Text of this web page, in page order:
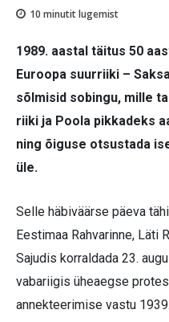
10 minutit lugemist
1989. aastal täitus 50
Euroopa suurriiki –
sõlmisid sobingu, mille
riiki ja Poola pikkadeks
ning õiguse otsustada
üle.
Selle häbiväärse päeva
Eestimaa Rahvarinne, Läti
Sajudis korraldada 23.
vabariigis üheaegse
annekteerimise vastu